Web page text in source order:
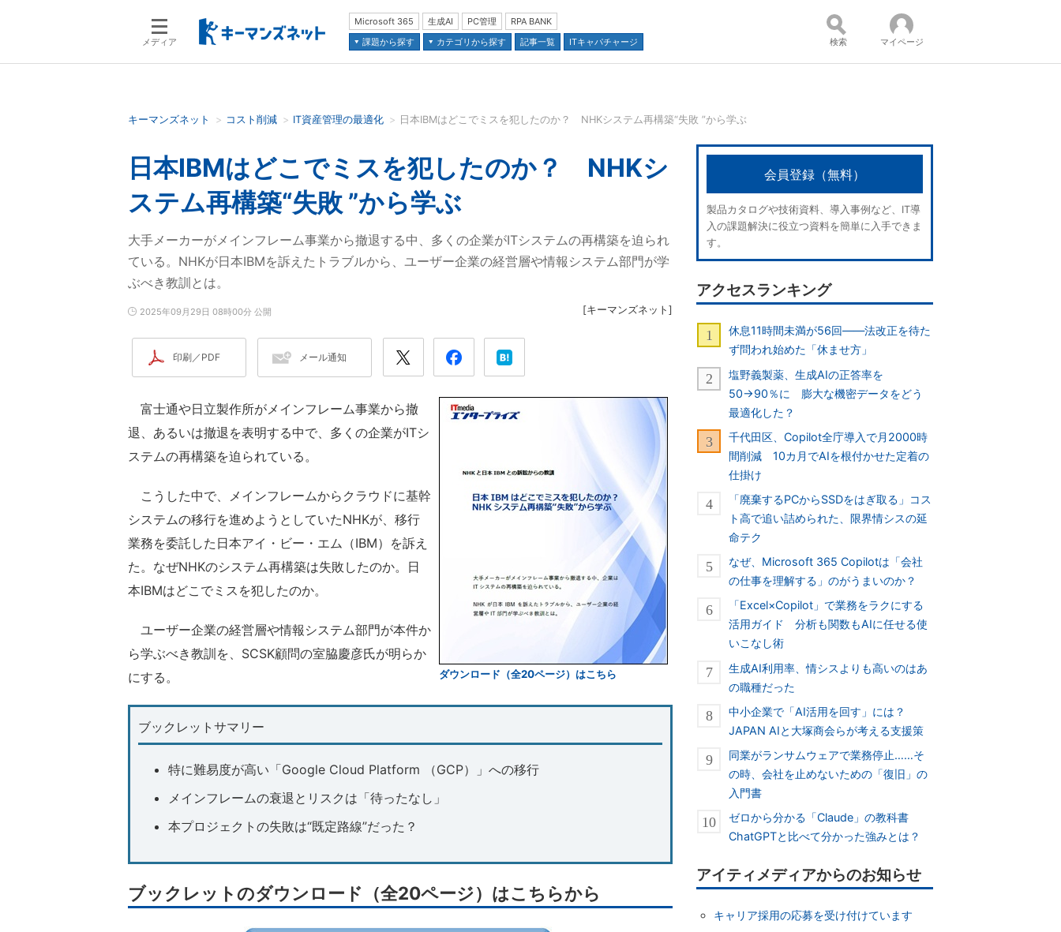
メディア
Microsoft 365 生成AI PC管理
RPA BANK
課題から探す
カテゴリから探す 記事一覧 ITキャパチャージ
検索語を入力してください コンテンツ：
並び順：
検索 マイページ
キーマンズネット コスト削減 IT資産管理の最適化 日本IBMはどこでミスを犯したのか？ NHKシステム再構築“失敗 ”から学ぶ
日本IBMはどこでミスを犯したのか？ NHKシ
ステム再構築“失敗 ”から学ぶ
大手メーカーがメインフレーム事業から撤退する中、多くの企業がITシステムの再構築を迫られ
ている。NHKが日本IBMを訴えたトラブルから、ユーザー企業の経営層や情報システム部門が学
ぶべき教訓とは。
2025年09月29日 08時00分 公開 [キーマンズネット ]
印刷／PDF メール通知
ダウンロード（全20ページ）はこちら
富士通や日立製作所がメインフレーム事業から撤
退、あるいは撤退を表明する中で、多くの企業がITシ
ステムの再構築を迫られている。
こうした中で、メインフレームからクラウドに基幹
システムの移行を進めようとしていたNHKが、移行
業務を委託した日本アイ・ビー・エム（IBM）を訴え
た。なぜNHKのシステム再構築は失敗したのか。日
本IBMはどこでミスを犯したのか。
ユーザー企業の経営層や情報システム部門が本件か
ら学ぶべき教訓を、SCSK顧問の室脇慶彦氏が明らか
にする。
ブックレットサマリー
特に難易度が高い「Google Cloud Platform （GCP）」への移行
メインフレームの衰退とリスクは「待ったなし」
本プロジェクトの失敗は“既定路線”だった？
ブックレットのダウンロード（全20ページ）はこちらから
会員登録（無料）
製品カタログや技術資料、導入事例など、IT導
入の課題解決に役立つ資料を簡単に入手できま
す。
アクセスランキング
休息11時間未満が56回――法改正を待た
ず問われ始めた「休ませ方」
塩野義製薬、生成AIの正答率を
50→90％に 膨大な機密データをどう
最適化した？
千代田区、Copilot全庁導入で月2000時
間削減 10カ月でAIを根付かせた定着の
仕掛け
「廃棄するPCからSSDをはぎ取る」コス
ト高で追い詰められた、限界情シスの延
命テク
なぜ、Microsoft 365 Copilotは「会社
の仕事を理解する」のがうまいのか？
「Excel×Copilot」で業務をラクにする
活用ガイド 分析も関数もAIに任せる使
いこなし術
生成AI利用率、情シスよりも高いのはあ
の職種だった
中小企業で「AI活用を回す」には？
JAPAN AIと大塚商会らが考える支援策
同業がランサムウェアで業務停止……そ
の時、会社を止めないための「復旧」の
入門書
ゼロから分かる「Claude」の教科書
ChatGPTと比べて分かった強みとは？
アイティメディアからのお知らせ
キャリア採用の応募を受け付けています